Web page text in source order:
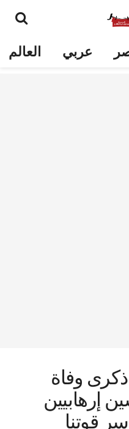
عربي العالم
وفاة
إرهابيين
قوتنا